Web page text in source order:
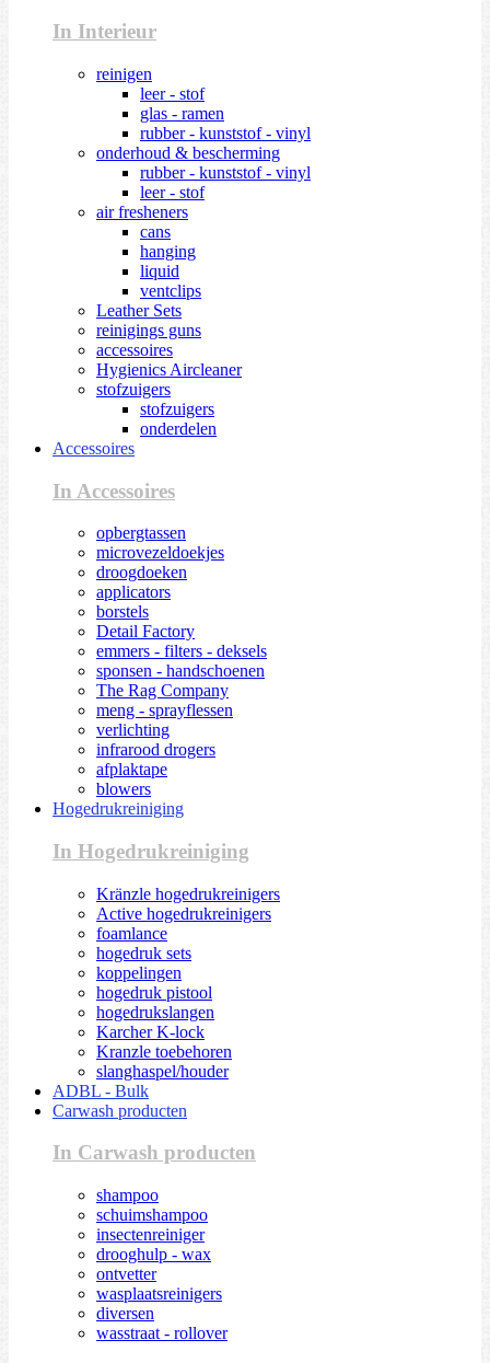
In Interieur
reinigen
leer - stof
glas - ramen
rubber - kunststof - vinyl
onderhoud & bescherming
rubber - kunststof - vinyl
leer - stof
air fresheners
cans
hanging
liquid
ventclips
Leather Sets
reinigings guns
accessoires
Hygienics Aircleaner
stofzuigers
stofzuigers
onderdelen
Accessoires
In Accessoires
opbergtassen
microvezeldoekjes
droogdoeken
applicators
borstels
Detail Factory
emmers - filters - deksels
sponsen - handschoenen
The Rag Company
meng - sprayflessen
verlichting
infrarood drogers
afplaktape
blowers
Hogedrukreiniging
In Hogedrukreiniging
Kränzle hogedrukreinigers
Active hogedrukreinigers
foamlance
hogedruk sets
koppelingen
hogedruk pistool
hogedrukslangen
Karcher K-lock
Kranzle toebehoren
slanghaspel/houder
ADBL - Bulk
Carwash producten
In Carwash producten
shampoo
schuimshampoo
insectenreiniger
drooghulp - wax
ontvetter
wasplaatsreinigers
diversen
wasstraat - rollover